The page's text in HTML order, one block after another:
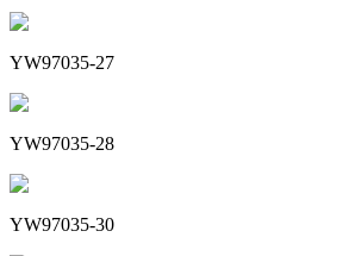
YW97035-27
YW97035-28
YW97035-30